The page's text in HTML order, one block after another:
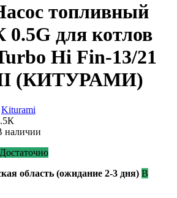
топливный
для котлов
Hi Fin-13/21
(КИТУРАМИ)
Kiturami
наличии
Достаточно
область (ожидание 2-3 дня) В